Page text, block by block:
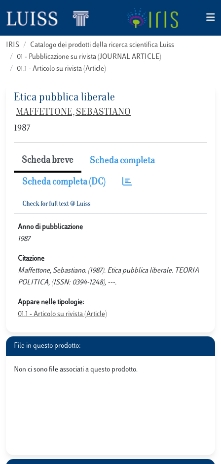
IRIS
Catalogo dei prodotti della ricerca scientifica Luiss
01 - Pubblicazione su rivista (JOURNAL ARTICLE)
01.1 - Articolo su rivista (Article)
Etica pubblica liberale
MAFFETTONE, SEBASTIANO
1987
Scheda breve Scheda completa
Scheda completa (DC)
Anno di pubblicazione
1987
Citazione
Maffettone, Sebastiano. (1987). Etica pubblica liberale. TEORIA
POLITICA, (ISSN: 0394-1248), ---.
Appare nelle tipologie:
01.1 - Articolo su rivista (Article)
File in questo prodotto:
Non ci sono file associati a questo prodotto.